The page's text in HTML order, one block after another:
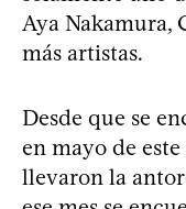
Aya Nakamura,
más artistas.
Desde que se
en mayo de este
llevaron la